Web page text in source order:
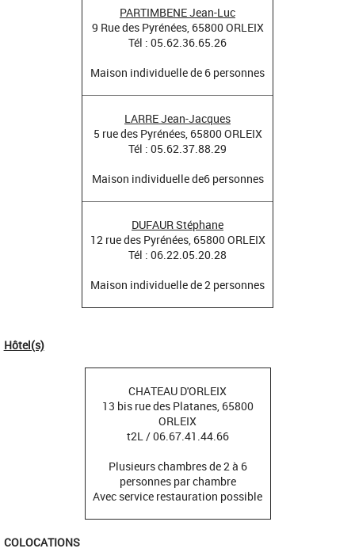
PARTIMBENE Jean-Luc
9 Rue des Pyrénées, 65800 ORLEIX
Tél : 05.62.36.65.26
Maison individuelle de 6 personnes
LARRE Jean-Jacques
5 rue des Pyrénées, 65800 ORLEIX
Tél : 05.62.37.88.29
Maison individuelle de6 personnes
DUFAUR Stéphane
12 rue des Pyrénées, 65800 ORLEIX
Tél : 06.22.05.20.28
Maison individuelle de 2 personnes
Hôtel(s)
CHATEAU D'ORLEIX
13 bis rue des Platanes, 65800
ORLEIX
t2L / 06.67.41.44.66
Plusieurs chambres de 2 à 6
personnes par chambre
Avec service restauration possible
COLOCATIONS